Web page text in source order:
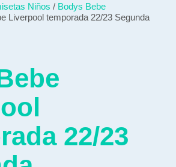
Niños / Bodys Bebe
Liverpool temporada 22/23 Segunda
22/23